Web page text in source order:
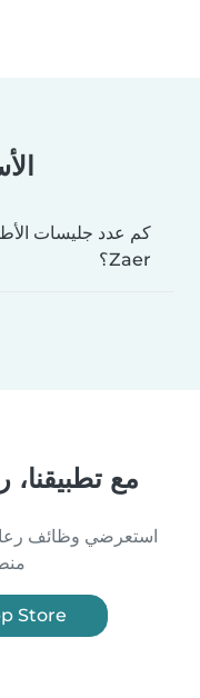
Zaer؟
مع تطبيقنا،
استعرضي وظائف